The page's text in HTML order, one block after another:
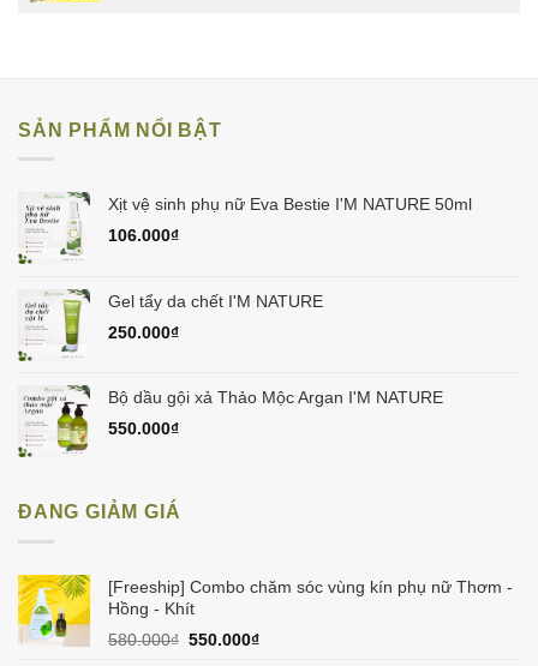
SẢN PHẨM NỔI BẬT
Xịt vệ sinh phụ nữ Eva Bestie I'M NATURE 50ml
106.000₫
Gel tẩy da chết I'M NATURE
250.000₫
Bộ dầu gội xả Thảo Mộc Argan I'M NATURE
550.000₫
ĐANG GIẢM GIÁ
[Freeship] Combo chăm sóc vùng kín phụ nữ Thơm -
Hồng - Khít
580.000₫ Giá
550.000₫Giá